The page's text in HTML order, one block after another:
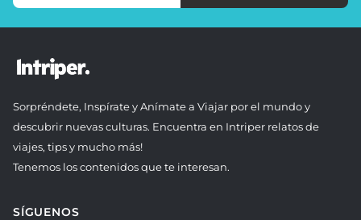
Sorpréndete, Inspírate y Anímate a Viajar por el mundo y
descubrir nuevas culturas. Encuentra en Intriper relatos de
viajes, tips y mucho más!
Tenemos los contenidos que te interesan.
SÍGUENOS